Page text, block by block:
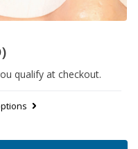
qualify at checkout.